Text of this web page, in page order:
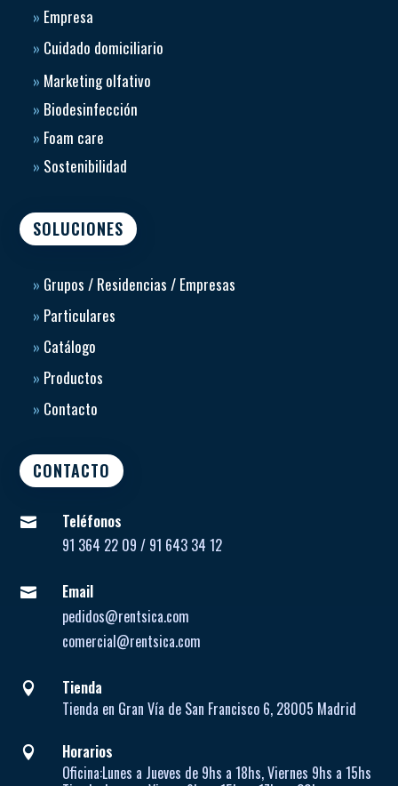
» Empresa
» Cuidado domiciliario
» Marketing olfativo
» Biodesinfección
» Foam care
» Sostenibilidad
SOLUCIONES
» Grupos / Residencias / Empresas
» Particulares
» Catálogo
» Productos
» Contacto
CONTACTO

Teléfonos
91 364 22 09 / 91 643 34 12

Email
pedidos@rentsica.com
comercial@rentsica.com

Tienda
Tienda en Gran Vía de San Francisco 6, 28005 Madrid

Horarios
Oficina:Lunes a Jueves de9hs a 18hs, Viernes 9hs a 15hs